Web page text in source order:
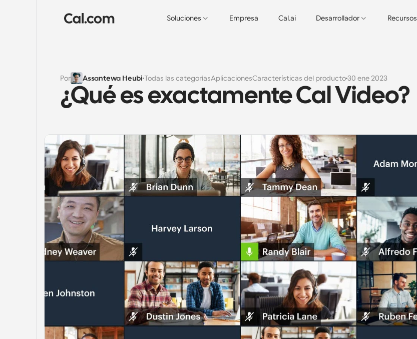
Soluciones Empresa Cal.ai Desarrollador Recursos
Por Assantewa Heubi Todas las categoríasAplicacionesCaracterísticas del producto30 ene 2023
¿Qué es exactamente Cal Video?